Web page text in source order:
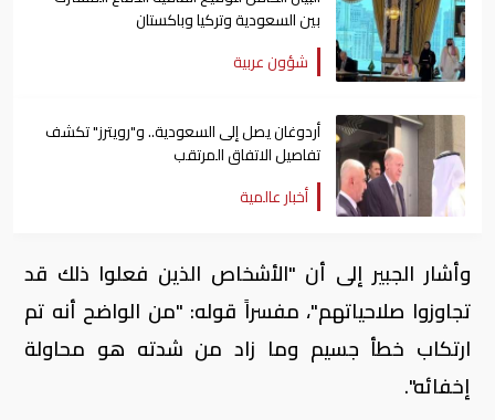
بين السعودية وتركيا وباكستان
شؤون عربية
أردوغان يصل إلى السعودية.. و"رويترز" تكشف
تفاصيل الاتفاق المرتقب
أخبار عالمية
وأشار الجبير إلى أن "الأشخاص الذين فعلوا ذلك قد
تجاوزوا صلاحياتهم"، مفسراً قوله: "من الواضح أنه تم
ارتكاب خطأ جسيم وما زاد من شدته هو محاولة
إخفائه".